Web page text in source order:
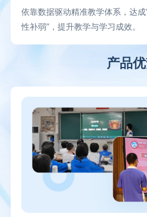
依靠数据驱动精准教学体系，达
性补弱”，提升教学与学习成效。
产品